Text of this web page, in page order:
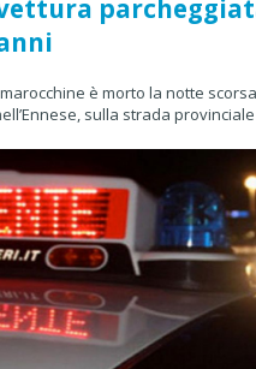
è morto la notte
sulla strada provinciale